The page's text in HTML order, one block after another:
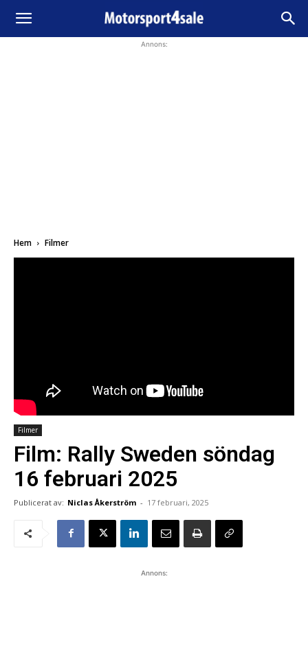
Annons:
Hem Filmer
Filmer
Film: Rally Sweden söndag
16 februari 2025
Publicerat av: Niclas Åkerström - 17 februari, 2025
Annons: